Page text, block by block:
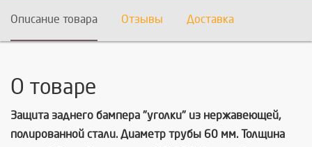
Описание товара Отзывы Доставка
О товаре
Защита заднего бампера "уголки" из нержавеющей,
полированной стали. Диаметр трубы 60 мм. Толщина